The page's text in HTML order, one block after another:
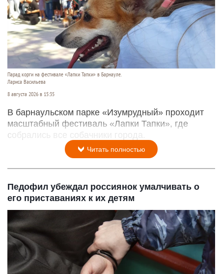
Парад корги на фестивале «Лапки Тапки» в Барнауле.
Лариса Васильева
8 августа 2026 в 15:35
В барнаульском парке «Изумрудный» проходит
масштабный фестиваль «Лапки Тапки», где
собрались все собачники города.
Читать полностью
Педофил убеждал россиянок умалчивать о
его приставаниях к их детям